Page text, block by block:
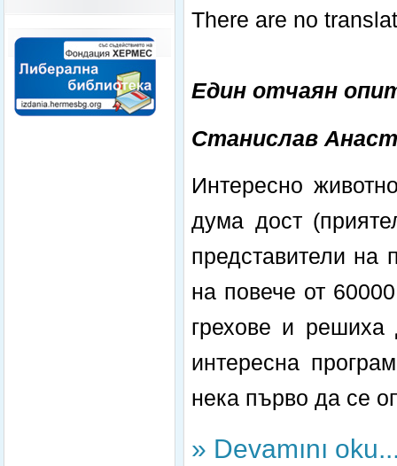
There are no
Един отчаян
Станислав
Интересно
дума дост
представители на
на повече от
грехове и решиха
интересна
нека първо да се
» Devamını